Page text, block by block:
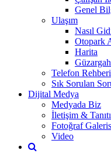
Genel
Ulaşım
Nasıl
Otopark
Harita
Telefon Rehberi
Sık Sorulan
Dijital Medya
Medyada Biz
İletişim &
Fotoğraf
Video